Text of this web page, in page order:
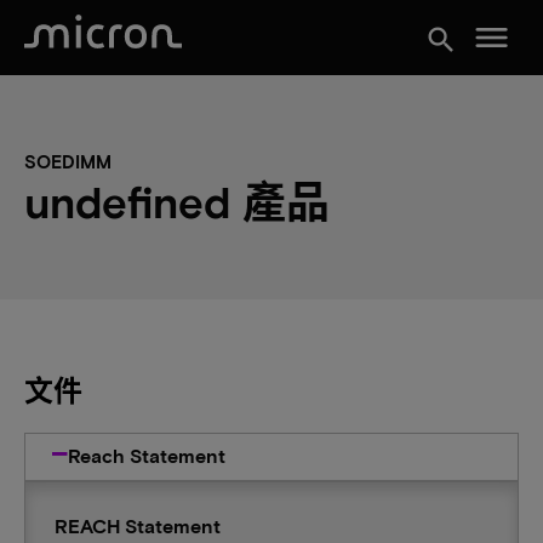
search menu
SOEDIMM
undefined 產品
文件
Reach Statement
REACH Statement